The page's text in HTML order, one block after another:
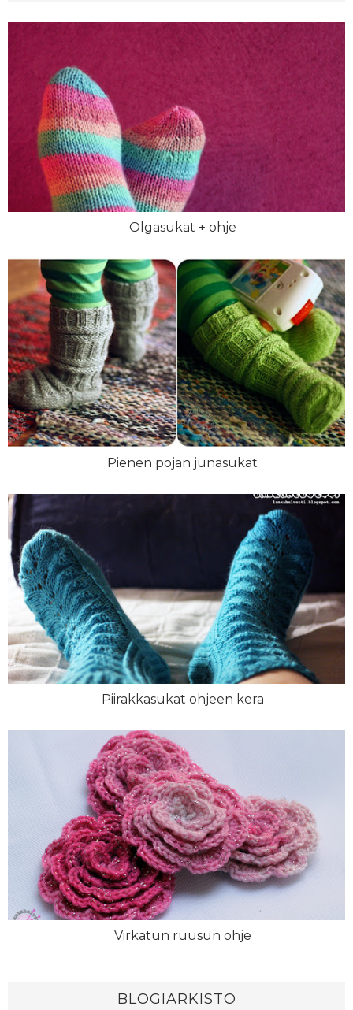
Olgasukat + ohje
Pienen pojan junasukat
Piirakkasukat ohjeen kera
Virkatun ruusun ohje
BLOGIARKISTO